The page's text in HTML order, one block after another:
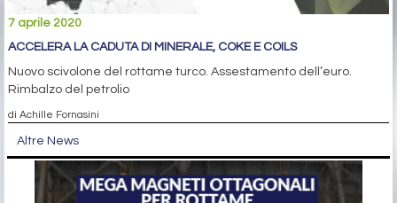
7 aprile 2020
ACCELERA LA CADUTA DI MINERALE, COKE E COILS
Nuovo scivolone del rottame turco. Assestamento dell’euro.
Rimbalzo del petrolio
di Achille Fornasini
Altre News